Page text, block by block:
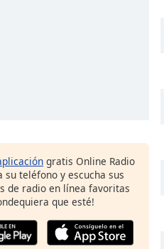
gratis Online Radio
su teléfono y escucha sus
de radio en línea favoritas
que esté!